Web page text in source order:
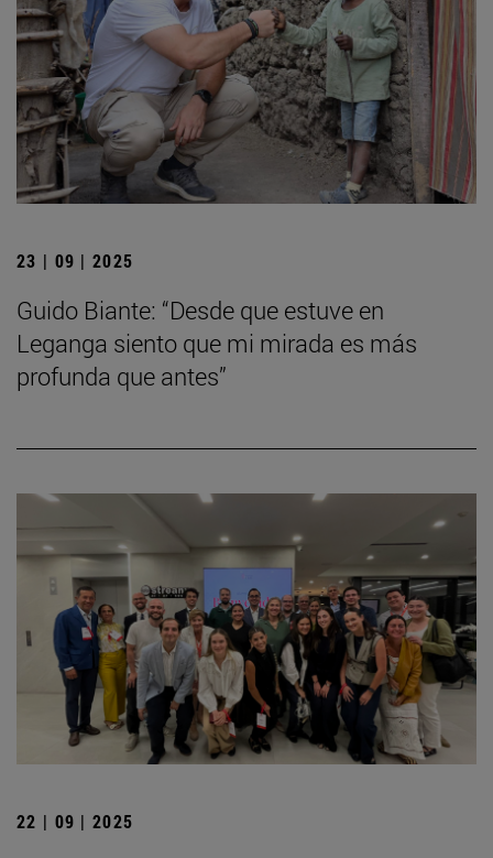
23 | 09 | 2025
Guido Biante: “Desde que estuve en
Leganga siento que mi mirada es más
profunda que antes”
22 | 09 | 2025